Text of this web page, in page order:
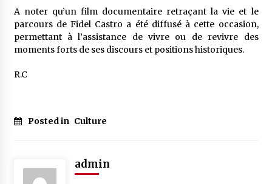
A noter qu’un film documentaire retraçant la vie et le
parcours de Fidel Castro a été diffusé à cette occasion,
permettant à l’assistance de vivre ou de revivre des
moments forts de ses discours et positions historiques.
R.C
Posted in Culture
admin